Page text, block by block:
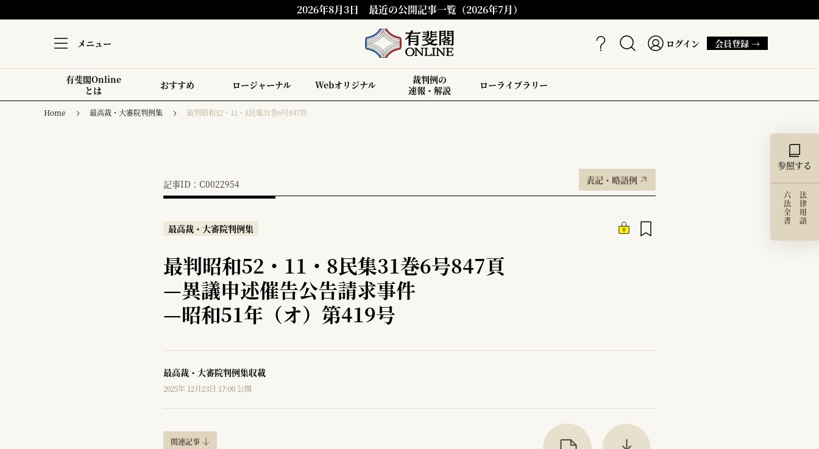
2026年8月3日 最近の公開記事一覧（2026年7月）
メニュー ログイン 会員登録 →
有斐閣Online
とは
おすすめ ロージャーナル Webオリジナル
裁判例の
速報・解説
ローライブラリー
Home 最高裁・大審院判例集 最判昭和52・11・8民集31巻6号847頁
記事ID：C0022954 表記・略語例
最高裁・大審院判例集
最判昭和52・11・8民集31巻6号847頁
—異議申述催告公告請求事件
—昭和51年（オ）第419号
最高裁・大審院判例集収載
2025年 12月23日 17:00 公開
関連記事
参照する
法律用語
六法全書